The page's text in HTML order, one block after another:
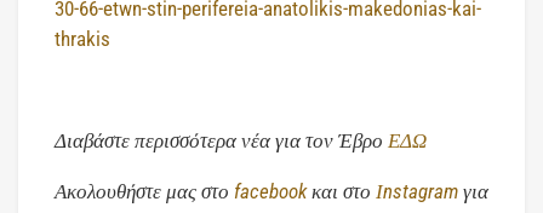
30-66-etwn-stin-perifereia-anatolikis-makedonias-kai-
thrakis
Διαβάστε περισσότερα νέα για τον Έβρο ΕΔΩ
Ακολουθήστε μας στο facebookκαι στο Ιnstagram για